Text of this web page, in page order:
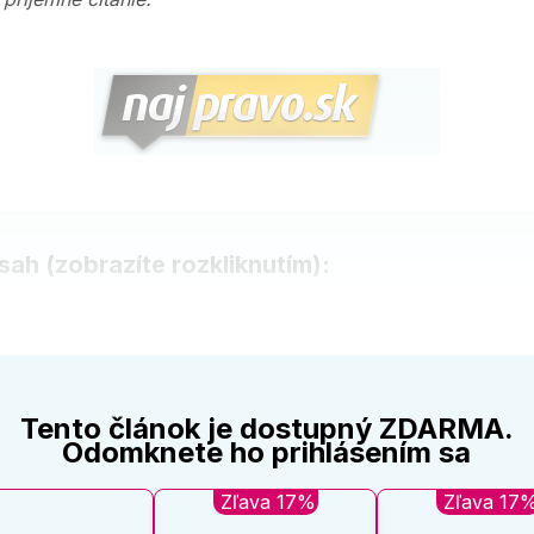
(zobrazíte rozkliknutím):
Tento článok je dostupný ZDARMA.
Odomknete ho prihlásením sa
Zľava 17% Zľava